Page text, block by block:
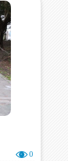
0